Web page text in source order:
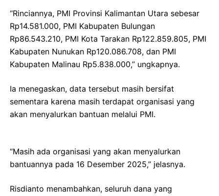
“Rinciannya, PMI Provinsi Kalimantan Utara sebesar
Rp14.581.000, PMI Kabupaten Bulungan
Rp86.543.210, PMI Kota Tarakan Rp122.859.805, PMI
Kabupaten Nunukan Rp120.086.708, dan PMI
Kabupaten Malinau Rp5.838.000,” ungkapnya.
Ia menegaskan, data tersebut masih bersifat
sementara karena masih terdapat organisasi yang
akan menyalurkan bantuan melalui PMI.
“Masih ada organisasi yang akan menyalurkan
bantuannya pada 16 Desember 2025,” jelasnya.
Risdianto menambahkan, seluruh dana yang